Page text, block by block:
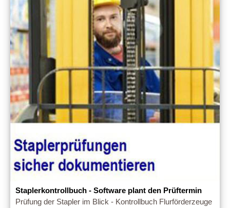
Staplerkontrollbuch - Software plant den Prüftermin
Prüfung der Stapler im Blick - Kontrollbuch Flurförderzeuge